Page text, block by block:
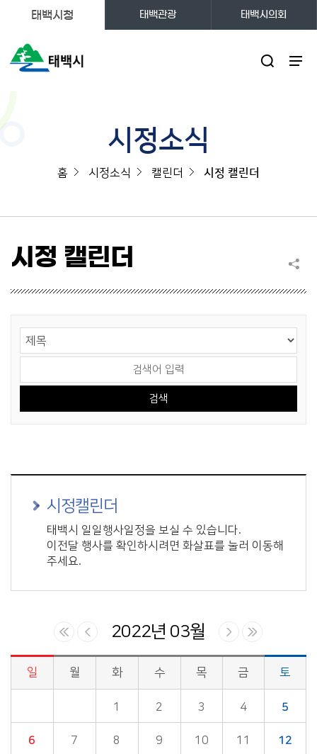
태백시청 태백관광 태백시의회
시정소식
홈 시정소식 캘린더 시정 캘린더
시정 캘린더
시정캘린더
태백시 일일행사일정을 보실 수 있습니다.
이전달 행사를 확인하시려면 화살표를 눌러 이동해
주세요.
2022년 03월
시정소식>시정 캘린더 게시판의 (2022년 03월) 달력형태로 일정명, 일정내용을 제공합니다.
일 월 화 수 목 금 토
1 2 3 4 5
6 7 8 9 10 11 12